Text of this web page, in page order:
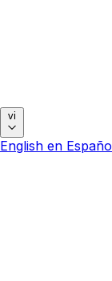
vi
English en